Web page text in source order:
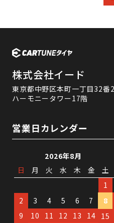
株式会社イード
東京都中野区本町一丁目32番
ハーモニータワー17階
営業日カレンダー
2026年8月
日
月 火 水 木 金
土
1
2
3 4 5 6 7
8
9
10 11 12 13 14 15